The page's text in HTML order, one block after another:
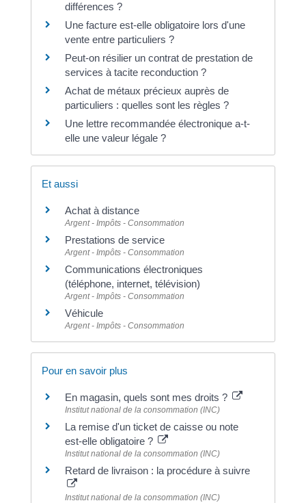
différences ?
Une facture est-elle obligatoire lors d'une
vente entre particuliers ?
Peut-on résilier un contrat de prestation de
services à tacite reconduction ?
Achat de métaux précieux auprès de
particuliers : quelles sont les règles ?
Une lettre recommandée électronique a-t-
elle une valeur légale ?
Et aussi
Achat à distance
Argent - Impôts - Consommation
Prestations de service
Argent - Impôts - Consommation
Communications électroniques
(téléphone, internet, télévision)
Argent - Impôts - Consommation
Véhicule
Argent - Impôts - Consommation
Pour en savoir plus
En magasin, quels sont mes droits ?
Institut national de la consommation (INC)
La remise d'un ticket de caisse ou note
est-elle obligatoire ?
Institut national de la consommation (INC)
Retard de livraison : la procédure à suivre
Institut national de la consommation (INC)